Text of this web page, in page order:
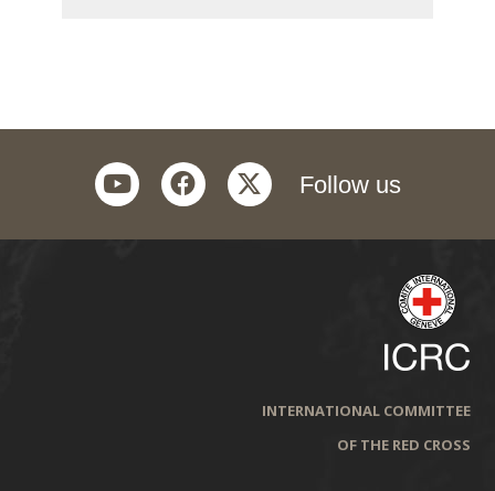
Follow us
twitter
facebook
youtube
INTERNATIONAL COMMITTEE
OF THE RED CROSS